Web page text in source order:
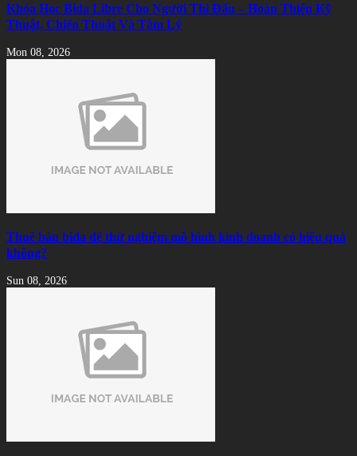
Khóa Học Bida Libre Cho Người Thi Đấu – Hoàn Thiện Kỹ
Thuật, Chiến Thuật Và Tâm Lý
Mon 08, 2026
Thuê bàn bida để thử nghiệm mô hình kinh doanh có hiệu quả
không?
Sun 08, 2026